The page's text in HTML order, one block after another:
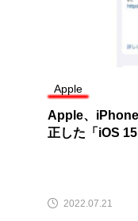
Apple
Apple、
正した「iOS
2022.07.21